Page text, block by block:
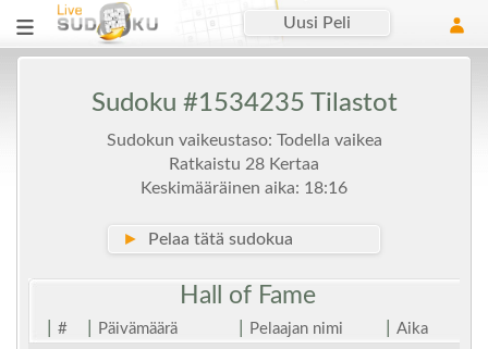
Uusi Peli
Sudoku #1534235 Tilastot
Sudokun vaikeustaso: Todella vaikea
Ratkaistu 28 Kertaa
Keskimääräinen aika: 18:16
► Pelaa tätä sudokua
Hall of Fame
# Päivämäärä Pelaajan nimi
Aika